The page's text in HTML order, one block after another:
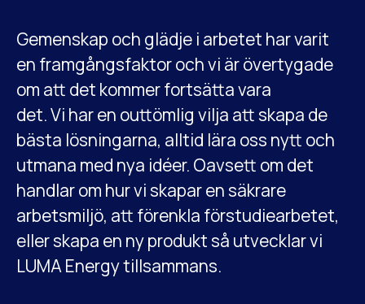
Gemenskap och glädje i arbetet har varit
en framgångsfaktor och vi är övertygade
om att det kommer fortsätta vara
det. Vi har en outtömlig vilja att skapa de
bästa lösningarna, alltid lära oss nytt och
utmana med nya idéer. Oavsett om det
handlar om hur vi skapar en säkrare
arbetsmiljö, att förenkla förstudiearbetet,
eller skapa en ny produkt så utvecklar vi
LUMA Energy tillsammans.